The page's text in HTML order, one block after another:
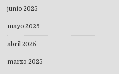
junio 2025
mayo 2025
abril 2025
marzo 2025